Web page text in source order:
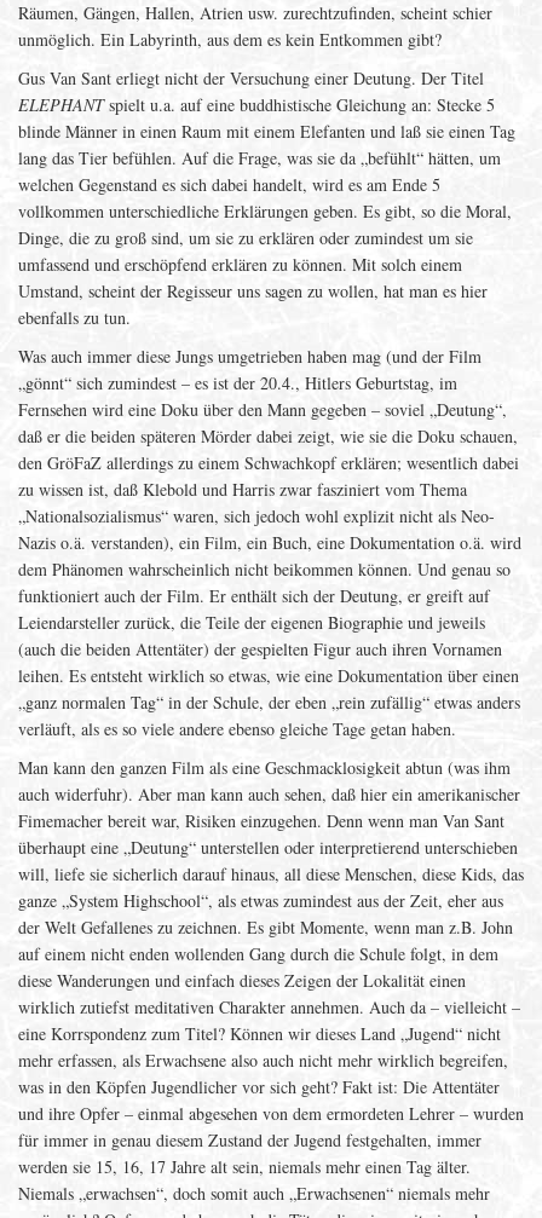
Räumen, Gängen, Hallen, Atrien usw. zurechtzufinden, scheint schier
unmöglich. Ein Labyrinth, aus dem es kein Entkommen gibt?
Gus Van Sant erliegt nicht der Versuchung einer Deutung. Der Titel
ELEPHANTspielt u.a. auf eine buddhistische Gleichung an: Stecke 5
blinde Männer in einen Raum mit einem Elefanten und laß sie einen Tag
lang das Tier befühlen. Auf die Frage, was sie da „befühlt“ hätten, um
welchen Gegenstand es sich dabei handelt, wird es am Ende 5
vollkommen unterschiedliche Erklärungen geben. Es gibt, so die Moral,
Dinge, die zu groß sind, um sie zu erklären oder zumindest um sie
umfassend und erschöpfend erklären zu können. Mit solch einem
Umstand, scheint der Regisseur uns sagen zu wollen, hat man es hier
ebenfalls zu tun.
Was auch immer diese Jungs umgetrieben haben mag (und der Film
„gönnt“ sich zumindest – es ist der 20.4., Hitlers Geburtstag, im
Fernsehen wird eine Doku über den Mann gegeben – soviel „Deutung“,
daß er die beiden späteren Mörder dabei zeigt, wie sie die Doku schauen,
den GröFaZ allerdings zu einem Schwachkopf erklären; wesentlich dabei
zu wissen ist, daß Klebold und Harris zwar fasziniert vom Thema
„Nationalsozialismus“ waren, sich jedoch wohl explizit nicht als Neo-
Nazis o.ä. verstanden), ein Film, ein Buch, eine Dokumentation o.ä. wird
dem Phänomen wahrscheinlich nicht beikommen können. Und genau so
funktioniert auch der Film. Er enthält sich der Deutung, er greift auf
Leiendarsteller zurück, die Teile der eigenen Biographie und jeweils
(auch die beiden Attentäter) der gespielten Figur auch ihren Vornamen
leihen. Es entsteht wirklich so etwas, wie eine Dokumentation über einen
„ganz normalen Tag“ in der Schule, der eben „rein zufällig“ etwas anders
verläuft, als es so viele andere ebenso gleiche Tage getan haben.
Man kann den ganzen Film als eine Geschmacklosigkeit abtun (was ihm
auch widerfuhr). Aber man kann auch sehen, daß hier ein amerikanischer
Fimemacher bereit war, Risiken einzugehen. Denn wenn man Van Sant
überhaupt eine „Deutung“ unterstellen oder interpretierend unterschieben
will, liefe sie sicherlich darauf hinaus, all diese Menschen, diese Kids, das
ganze „System Highschool“, als etwas zumindest aus der Zeit, eher aus
der Welt Gefallenes zu zeichnen. Es gibt Momente, wenn man z.B. John
auf einem nicht enden wollenden Gang durch die Schule folgt, in dem
diese Wanderungen und einfach dieses Zeigen der Lokalität einen
wirklich zutiefst meditativen Charakter annehmen. Auch da – vielleicht –
eine Korrspondenz zum Titel? Können wir dieses Land „Jugend“ nicht
mehr erfassen, als Erwachsene also auch nicht mehr wirklich begreifen,
was in den Köpfen Jugendlicher vor sich geht? Fakt ist: Die Attentäter
und ihre Opfer – einmal abgesehen von dem ermordeten Lehrer – wurden
für immer in genau diesem Zustand der Jugend festgehalten, immer
werden sie 15, 16, 17 Jahre alt sein, niemals mehr einen Tag älter.
Niemals „erwachsen“, doch somit auch „Erwachsenen“ niemals mehr